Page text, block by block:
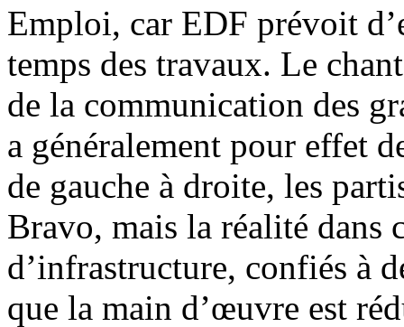
Emploi, car EDF prévoit
temps des travaux. Le
de la communication des
a généralement pour effet
de gauche à droite, les
Bravo, mais la réalité dans
d’infrastructure, confiés à
que la main d’œuvre est